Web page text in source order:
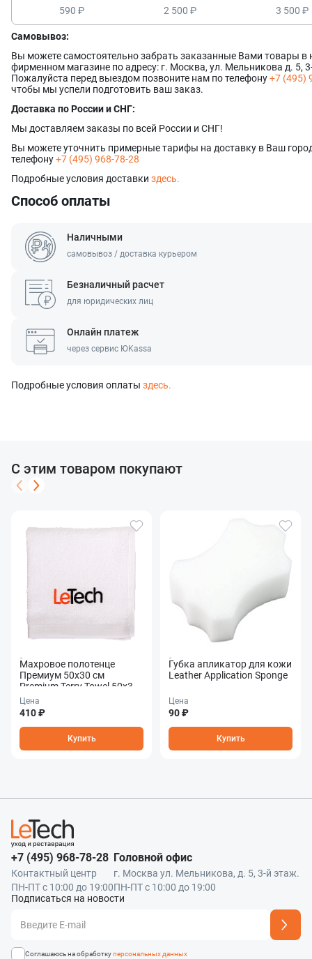
590 ₽ 2 500 ₽ 3 500 ₽
Самовывоз:
Вы можете самостоятельно забрать заказанные Вами товары в
фирменном магазине по адресу: г. Москва, ул. Мельникова д. 5,
Пожалуйста перед выездом позвоните нам по телефону+7 (495)
чтобы мы успели подготовить ваш заказ.
Доставка по России и СНГ:
Мы доставляем заказы по всей России и СНГ!
Вы можете уточнить примерные тарифы на доставку в Ваш
телефону+7 (495) 968-78-28
Подробные условия доставки здесь.
Способ оплаты
Наличными
самовывоз / доставка курьером
Безналичный расчет
для юридических лиц
Онлайн платеж
через сервис ЮKassa
Подробные условия оплаты здесь.
С этим товаром покупают
Махровое полотенце
Премиум 50x30 см
Premium Terry Towel 50x30
см
Цена
410 ₽
Купить
Губка апликатор для кожи
Leather Application Sponge
Цена
90 ₽
Купить
+7 (495) 968-78-28
Контактный центр
ПН-ПТ с 10:00 до 19:00
Головной офис
г. Москва ул. Мельникова, д. 5, 3-й этаж.
ПН-ПТ с 10:00 до 19:00
Подписаться на новости
Адрес подписки успешно добавлен
Соглашаюсь на обработкуперсональных данных
Ваш номер телефона
Соглашаюсь на обработкуперсональных данных
Наш менеджер свяжется с вами в ближайшее
Соглашаюсь на обработкуперсональных данных
Отправить
Наш менеджер свяжется с вами в ближайшее
время!
Комментарий
Прикрепить фото
8 файлов
и получении заказа,согласие на обработку персональных данных
Отправить
Наш менеджер свяжется с вами в ближайшее
время!
и получении заказа, согласие на обработку персональных
Отправить
Наш менеджер свяжется с вами в ближайшее
время!